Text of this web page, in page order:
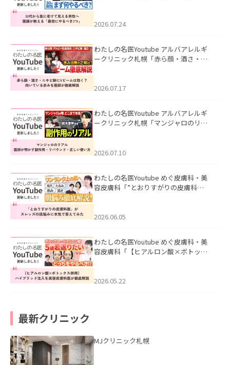
た。
2026.07.24
わたしの名医Youtube アルバアレルギ
ークリニック札幌「赤ら顔・酒さ・ニ
した。
2026.07.17
わたしの名医Youtube アルバアレルギ
ークリニック札幌「マンジャロのリア
た。
2026.07.10
わたしの名医Youtube めぐ皮膚科・美
容皮膚科「”とおりすがりの皮膚科
2026.06.05
わたしの名医Youtube めぐ皮膚科・美
容皮膚科「【ヒアルロン酸×ボトック
た。
2026.05.22
最新クリニック
MJクリニック札幌